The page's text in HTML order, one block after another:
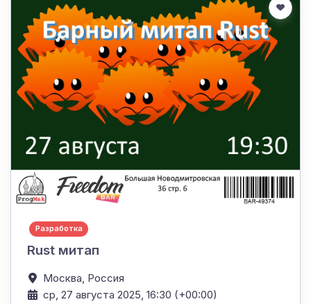
Разработка
Rust митап
Москва, Россия
ср, 27 августа 2025, 16:30 (+00:00)